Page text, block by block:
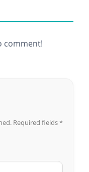
comment!
Required fields*